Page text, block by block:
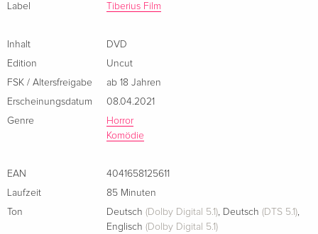
Label
Tiberius Film
Inhalt
DVD
Edition
Uncut
FSK / Altersfreigabe
ab 18 Jahren
Erscheinungsdatum
08.04.2021
Genre
Horror
Komödie
EAN
4041658125611
Laufzeit
85 Minuten
Ton
Deutsch (Dolby Digital 5.1) Deutsch (DTS 5.1)
Englisch (Dolby Digital 5.1)